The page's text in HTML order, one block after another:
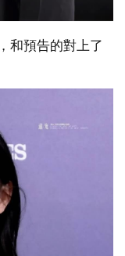
和預告的對上了